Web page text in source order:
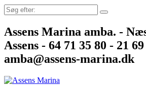
Søg
efter:
Assens Marina amba. -
Assens - 64 71 35 80 - 21
amba@assens-marina.dk